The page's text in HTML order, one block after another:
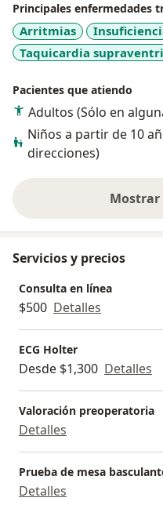
Principales enfermedades
Arritmias
Taquicardia
Pacientes que atiendo
Adultos (Sólo en
Niños a partir de 10
direcciones)
Mostrar
Servicios y precios
Consulta en línea
$500 Detalles
ECG Holter
Desde $1,300 Detalles
Valoración preoperatoria
Detalles
Prueba de mesa
Detalles